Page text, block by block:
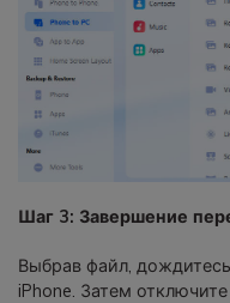
Шаг 3: Завершение
Выбрав файл,
iPhone. Затем